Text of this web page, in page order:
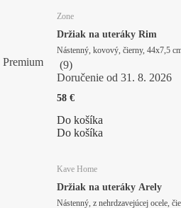
Premium
Zone
Držiak na uteráky Rim
(9)
Doručenie od 31. 8. 2026
58 €
Do košíka
Do košíka
Kave Home
Držiak na uteráky Arely